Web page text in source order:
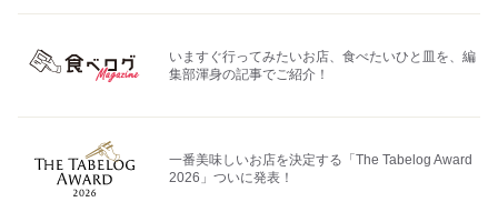
いますぐ行ってみたいお店、食べたいひと皿を、編
集部渾身の記事でご紹介！
一番美味しいお店を決定する「The Tabelog Award
2026」ついに発表！